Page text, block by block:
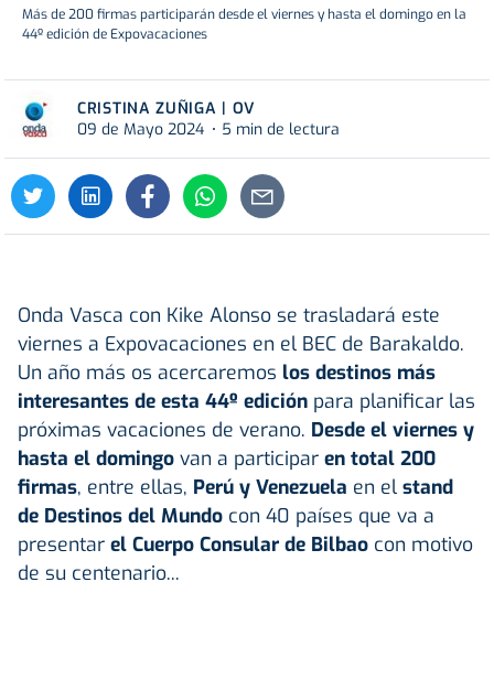
Más de 200 firmas participarán desde el viernes y hasta el domingo en la
44º edición de Expovacaciones
CRISTINA ZUÑIGA | OV
09 de Mayo 2024
5 min de lectura
Onda Vasca con Kike Alonso se trasladará este
viernes a Expovacaciones en el BEC de Barakaldo.
Un año más os acercaremos los destinos más
interesantes de esta 44º edición para planificar las
próximas vacaciones de verano. Desde el viernes y
hasta el domingo van a participar en total 200
firmas, entre ellas, Perú y Venezuela en el stand
de Destinos del Mundo con 40 países que va a
presentar el Cuerpo Consular de Bilbao con motivo
de su centenario...